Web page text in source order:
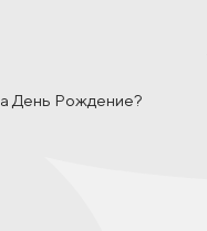
День Рождение?